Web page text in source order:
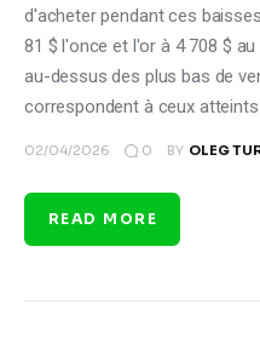
d'acheter pendant ces
81 $ l'once et l'or à 4 708 $
au-dessus des plus bas de
correspondent à ceux
02/04/2026 0 BY OLEG
READ MORE